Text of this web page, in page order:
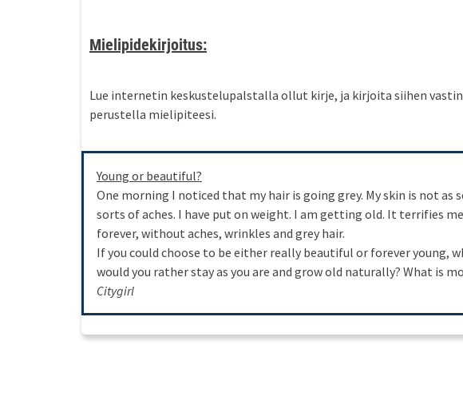
Mielipidekirjoitus:
Lue internetin keskustelupalstalla ollut kirje, ja kirjoita siihen
perustella mielipiteesi.
Young or beautiful?
One morning I noticed that my hair is going grey. My skin is not as
sorts of aches. I have put on weight. I am getting old. It terrifies
forever, without aches, wrinkles and grey hair.
If you could choose to be either really beautiful or forever young,
would you rather stay as you are and grow old naturally? What is
Citygirl